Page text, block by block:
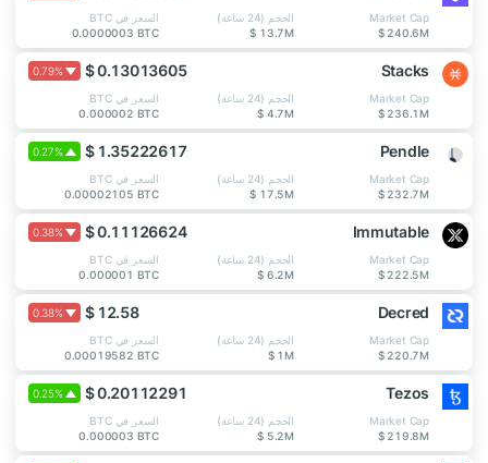
Market Cap
$ 240.6M
الحجم (24 ساعة)
$ 13.7M
السعر في BTC
0.0000003 BTC
Stacks
$ 0.13013605
0.79%
Market Cap
$ 236.1M
الحجم (24 ساعة)
$ 4.7M
السعر في BTC
0.000002 BTC
Pendle
$ 1.35222617
0.27%
Market Cap
$ 232.7M
الحجم (24 ساعة)
$ 17.5M
السعر في BTC
0.00002105 BTC
Immutable
$ 0.11126624
0.38%
Market Cap
$ 222.5M
الحجم (24 ساعة)
$ 6.2M
السعر في BTC
0.000001 BTC
Decred
$ 12.58
0.38%
Market Cap
$ 220.7M
الحجم (24 ساعة)
$ 1M
السعر في BTC
0.00019582 BTC
Tezos
$ 0.20112291
0.25%
Market Cap
$ 219.8M
الحجم (24 ساعة)
$ 5.2M
السعر في BTC
0.000003 BTC